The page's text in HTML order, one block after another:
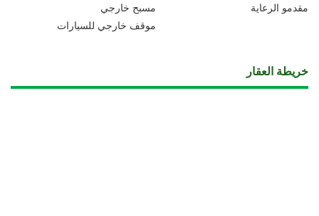
مسبح خارجي
مقدمو الرعاية
موقف خارجي للسيارات
خريطة العقار